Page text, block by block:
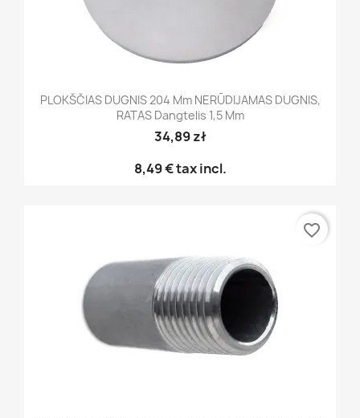
PLOKŠČIAS DUGNIS 204 Mm NERŪDIJAMAS DUGNIS,
RATAS Dangtelis 1,5 Mm
34,89 zł
8,49 €tax incl.
favorite_border